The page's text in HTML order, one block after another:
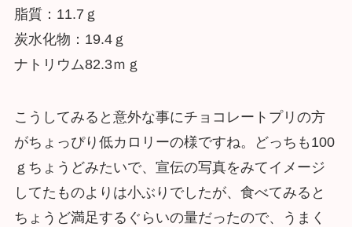
脂質：11.7ｇ
炭水化物：19.4ｇ
ナトリウム82.3ｍｇ
こうしてみると意外な事にチョコレートプリの方
がちょっぴり低カロリーの様ですね。どっちも100
ｇちょうどみたいで、宣伝の写真をみてイメージ
してたものよりは小ぶりでしたが、食べてみると
ちょうど満足するぐらいの量だったので、うまく